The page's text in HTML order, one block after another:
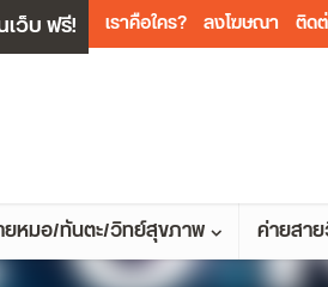
ว็บ ฟรี! เราคือใคร? ลงโฆษณา ติด
หมอ/ทันตะ/วิทย์สุขภาพ ค่ายสา